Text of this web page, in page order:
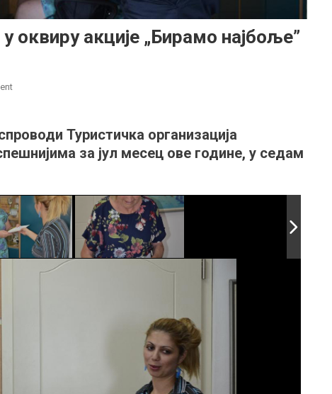
оквиру акције „Бирамо најбоље”
on
за
јул
оквиру
акције
„Бирамо
најбоље”
Туристичка организација
за јул месец ове године, у седам